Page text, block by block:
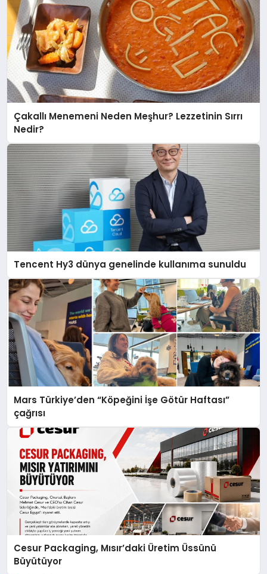
Çakallı Menemeni Neden Meşhur? Lezzetinin Sırrı
Nedir?
Tencent Hy3 dünya genelinde kullanıma sunuldu
Mars Türkiye’den “Köpeğini İşe Götür Haftası”
çağrısı
Cesur Packaging, Mısır’daki Üretim Üssünü
Büyütüyor